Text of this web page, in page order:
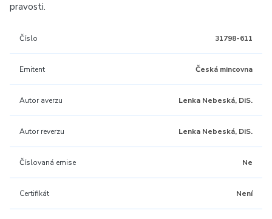
pravosti.
Číslo 31798-611
Emitent Česká mincovna
Autor averzu Lenka Nebeská, DiS.
Autor reverzu Lenka Nebeská, DiS.
Číslovaná emise Ne
Certifikát Není